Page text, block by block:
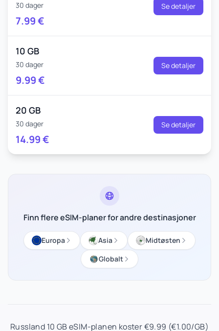
30 dager
7.99€
Se detaljer
10 GB
30 dager
9.99€
Se detaljer
20 GB
30 dager
14.99€
Se detaljer
Finn flere eSIM-planer for andre destinasjoner
Europa Asia
Midtøsten
Globalt
Russland 10 GB eSIM-planen koster €9.99 (€1.00/GB)